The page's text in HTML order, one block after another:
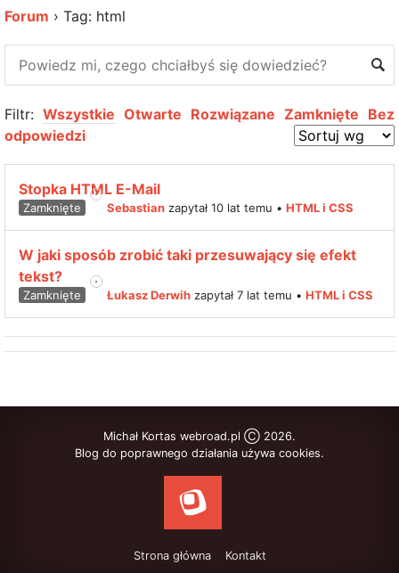
Forum › Tag: html
Filtr: Wszystkie Otwarte Rozwiązane Zamknięte Bez
odpowiedzi
Stopka HTML E-Mail
Zamknięte Sebastian zapytał 10 lat temu • HTML i CSS
W jaki sposób zrobić taki przesuwający się efekt
tekst?
Zamknięte Łukasz Derwih zapytał 7 lat temu • HTML i CSS
Michał Kortas webroad.pl Ⓒ 2026.
Blog do poprawnego działania używa cookies.
Strona główna Kontakt